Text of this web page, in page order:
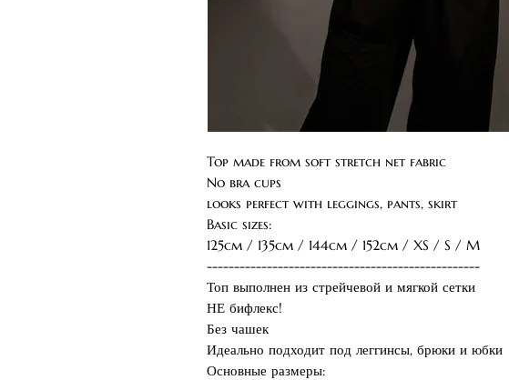
Top made from soft stretch net fabric
No bra cups
looks perfect with leggings, pants, skirt
Basic sizes:
125cm / 135cm / 144cm / 152cm / XS / S / M
--------------------------------------------------
Топ выполнен из стрейчевой и мягкой сетки
НЕ бифлекс!
Без чашек
Идеально подходит под леггинсы, брюки и юбки
Основные размеры: